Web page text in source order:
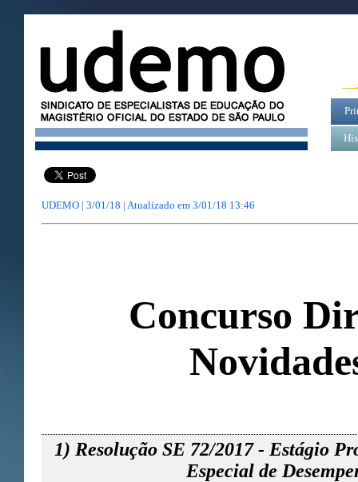
UDEMO | 3/01/18 | Atualizado em 3/01/18 13:46
Concurso
1) Resolução SE 72/2017 - Estágio
Especial de